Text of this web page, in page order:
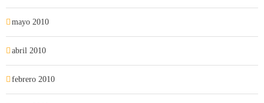
mayo 2010
abril 2010
febrero 2010